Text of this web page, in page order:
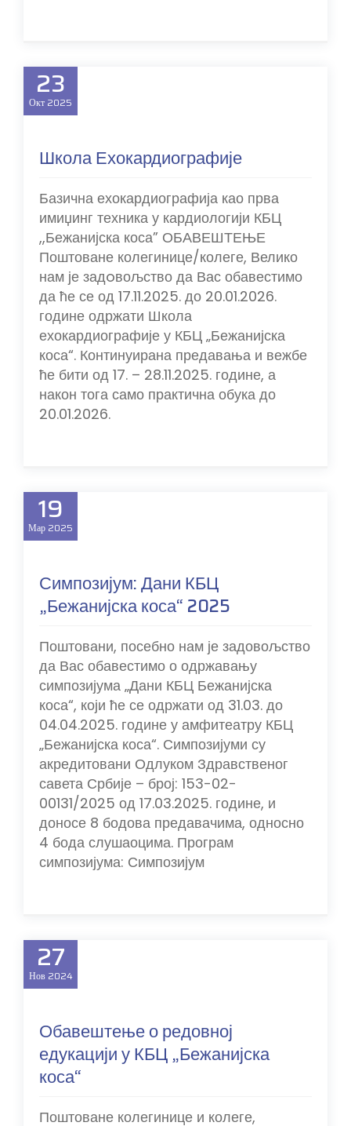
23
Окт 2025
Школа Ехокардиографије
Базична ехокардиографија као прва
имиџинг техника у кардиологији КБЦ
,,Бежанијска коса” ОБАВЕШТЕЊЕ
Поштоване колегинице/колеге, Велико
нам је задoвољство да Вас обавестимо
да ће се од 17.11.2025. до 20.01.2026.
године одржати Школа
ехокардиографије у КБЦ „Бежанијска
коса“. Континуирана предавања и вежбе
ће бити од 17. – 28.11.2025. године, а
након тога само практична обука до
20.01.2026.
19
Мар 2025
Симпозијум: Дани КБЦ
„Бежанијска коса“ 2025
Поштовани, посебно нам је задовољство
да Вас обавестимо о одржавању
симпозијума „Дани КБЦ Бежанијска
коса“, који ће се одржати од 31.03. до
04.04.2025. године у амфитеатру КБЦ
„Бежанијска коса“. Симпозијуми су
акредитовани Одлуком Здравственог
савета Србије – број: 153-02-
00131/2025 од 17.03.2025. године, и
доносе 8 бодова предавачима, односно
4 бода слушаоцима. Програм
симпозијума: Симпозијум
27
Нов 2024
Обавештење о редовној
едукацији у КБЦ „Бежанијска
коса“
Поштоване колегинице и колеге,